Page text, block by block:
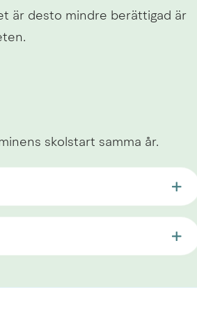
är desto mindre berättigad är
skolstart samma år.